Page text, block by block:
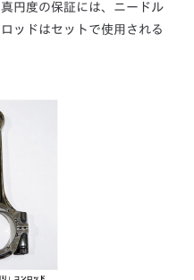
円度の保証には、ニードル
ッドはセットで使用される